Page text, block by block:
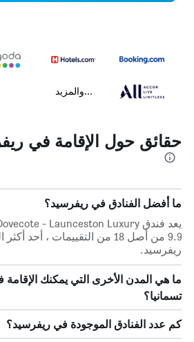
...والمزيد
حقائق حول الإقامة في
ما أفضل الفنادق في ريفرسيد؟
9.9 من أصل 18 من التقييمات ،
ريفرسيد.
ما هي المدن الأخرى التي يمكنك الإقامة
تسمانيا؟
كم عدد الفنادق الموجودة في ريفرسيد؟